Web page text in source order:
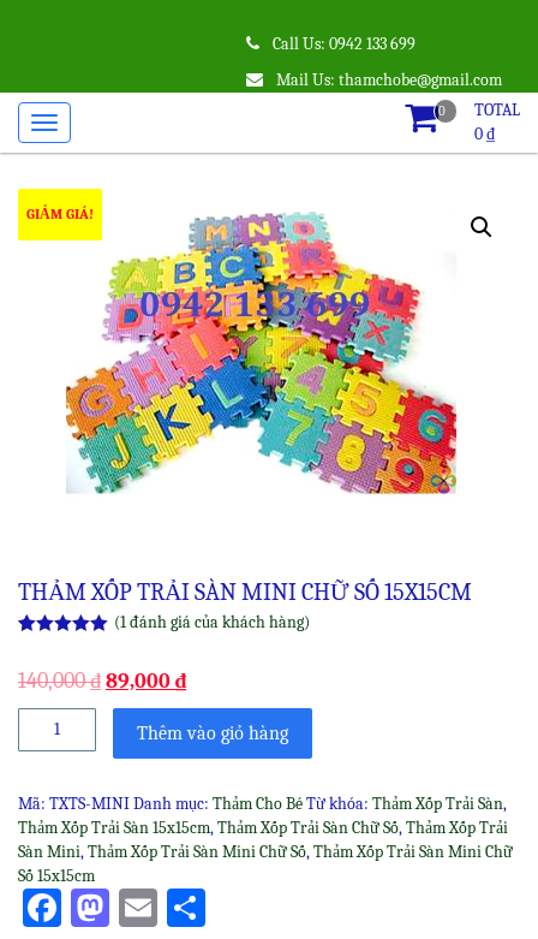
Call Us: 0942 133 699
Mail Us: thamchobe@gmail.com
0
TOTAL
0₫
GIẢM GIÁ!
THẢM XỐP TRẢI SÀN MINI CHỮ SỐ 15X15CM
đánh giá
(1đánh giá của khách hàng)
140,000₫ 89,000 ₫
Thảm
Mini
Chữ
Số
15x15cm
số
Thêm vào giỏ hàng
Mã: TXTS-MINIDanh mục: Thảm Cho BéTừ khóa: Thảm Xốp Trải Sàn,
Thảm Xốp Trải Sàn 15x15cm,Thảm Xốp Trải Sàn Chữ Số,Thảm Xốp Trải
Sàn Mini,Thảm Xốp Trải Sàn Mini Chữ Số,Thảm Xốp Trải Sàn Mini Chữ
Số 15x15cm
Facebook
Mastodon
Email